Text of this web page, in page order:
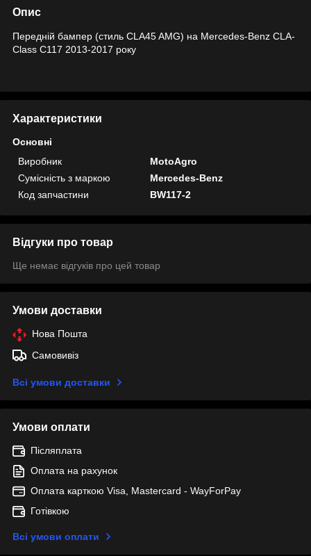
Опис
Передній бампер (стиль CLA45 AMG) на Mercedes-Benz CLA-
Class C117 2013-2017 року
Характеристики
Основні
Виробник
MotoAgro
Сумісність з маркою
Mercedes-Benz
Код запчастини
BW117-2
Відгуки про товар
Ще немає відгуків про цей товар
Умови доставки
Нова Пошта
Самовивіз
Всі умови доставки
Умови оплати
Післяплата
Оплата на рахунок
Оплата карткою Visa, Mastercard - WayForPay
Готівкою
Всі умови оплати